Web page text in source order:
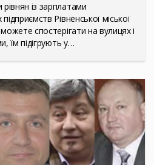
із зарплатами
Рівненської міської
спостерігати на вулицях і
їм підігрують у…